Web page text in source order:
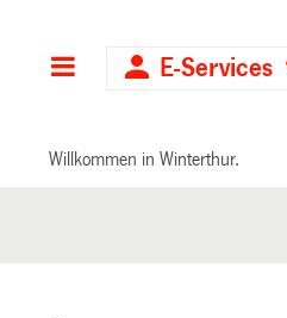
Hauptnavigation
E-Services
Willkommen in Winterthur.